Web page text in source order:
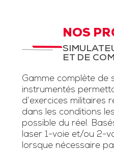
NOS
ET DE
Gamme complète de
instrumentés
d’exercices militaires
dans les conditions
possible du réel.
laser 1-voie et/ou 2-
lorsque nécessaire